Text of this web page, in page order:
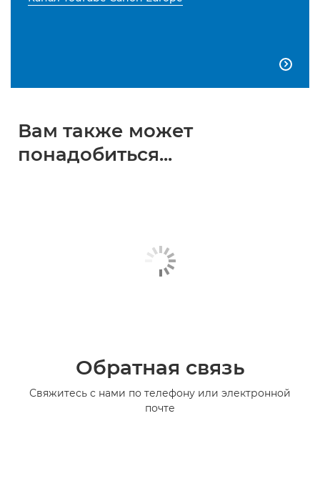

Вам также может
понадобиться...
Обратная связь
Свяжитесь с нами по телефону или электронной
почте